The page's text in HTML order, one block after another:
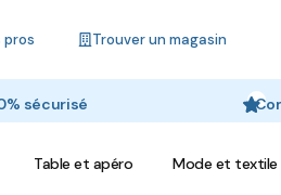
pros Trouver un magasin
sécurisé
Table et apéro Mode et textile